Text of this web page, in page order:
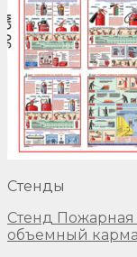
Стенды
Стенд Пожарная
объемный